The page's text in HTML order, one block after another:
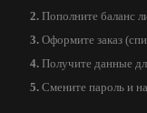
Пополните баланс
Оформите заказ
Получите данные
Смените пароль и